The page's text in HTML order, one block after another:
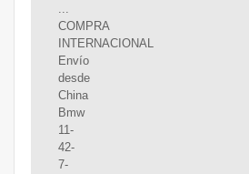
...
COMPRA
INTERNACIONAL
Envío
desde
China
Bmw
11-
42-
7-